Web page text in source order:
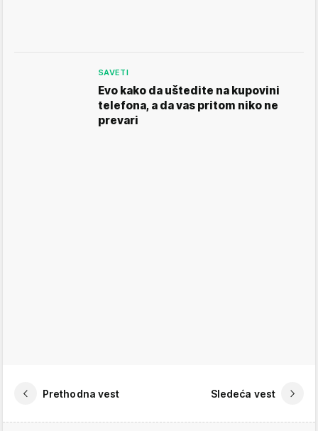
SAVETI
Evo kako da uštedite na kupovini
telefona, a da vas pritom niko ne
prevari
Prethodna vest Sledeća vest